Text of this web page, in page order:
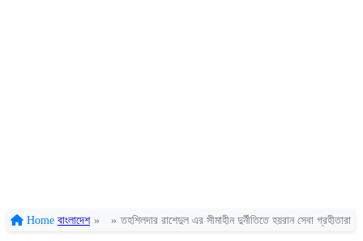
Home বাংলাদেশ » » তহশিলদার রাশেদুল এর সীমাহীন দুর্নীতিতে হয়রান সেবা গ্রহীতারা